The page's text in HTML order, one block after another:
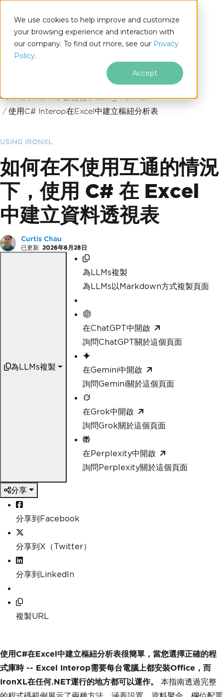
We use cookies to help improve and customize
your browsing experience and interaction with
our company. To find out more, see our Privacy
Policy.
Accept
.NET
跳至頁尾內容
IronXL IronXL 部落格
using IronXL
使用C# Interop在Excel中建立樞紐分析表
USING IRONXL
如何在不使用互通的情況
下，使用 C# 在 Excel
中建立資料透視表
Curtis Chau
已更新: 2026年6月28日
為LLMs複製
為LLMs複製
為LLMs以Markdown方式複製頁面
在ChatGPT中開啟
詢問ChatGPT關於這個頁面
在Gemini中開啟
詢問Gemini關於這個頁面
在Grok中開啟
詢問Grok關於這個頁面
在Perplexity中開啟
詢問Perplexity關於這個頁面
分享
分享到Facebook
分享到X（Twitter）
分享到LinkedIn
複製URL
使用C#在Excel中建立樞紐分析表很簡單，當您選擇正確的程
式庫時 -- Excel Interop需要每台電腦上都安裝Office，而
IronXL在任何.NET運行的地方都可以運作。
本指南透過完整